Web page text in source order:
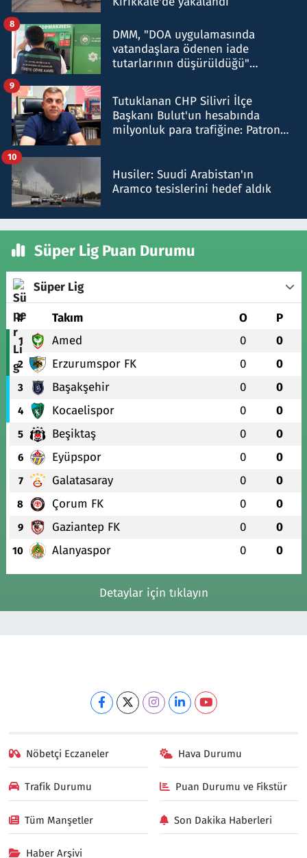
DMM, "DOA uygulamasında
vatandaşlara ödenen iade
tutarlarının düşürüldüğü"
8
Tutuklanan CHP Silivri İlçe
Başkanı Bulut'un hesabında
milyonluk para trafiğine: Patron
9
Husiler: Suudi Arabistan'ın
Aramco tesislerini hedef aldık
10
Süper Lig Puan Durumu
Süper Lig
# Takım O P
1 Amed 0 0
2 Erzurumspor FK 0 0
3 Başakşehir 0 0
4 Kocaelispor 0 0
5 Beşiktaş 0 0
6 Eyüpspor 0 0
7 Galatasaray 0 0
8 Çorum FK 0 0
9 Gaziantep FK 0 0
10 Alanyaspor 0 0
Detaylar için tıklayın
Nöbetçi Eczaneler Hava Durumu
Trafik Durumu Puan Durumu ve Fikstür
Tüm Manşetler Son Dakika Haberleri
Haber Arşivi